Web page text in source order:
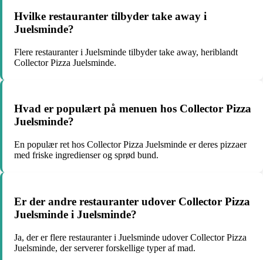
Hvilke restauranter tilbyder take away i
Juelsminde?
Flere restauranter i Juelsminde tilbyder take away, heriblandt
Collector Pizza Juelsminde.
Hvad er populært på menuen hos Collector Pizza
Juelsminde?
En populær ret hos Collector Pizza Juelsminde er deres pizzaer
med friske ingredienser og sprød bund.
Er der andre restauranter udover Collector Pizza
Juelsminde i Juelsminde?
Ja, der er flere restauranter i Juelsminde udover Collector Pizza
Juelsminde, der serverer forskellige typer af mad.